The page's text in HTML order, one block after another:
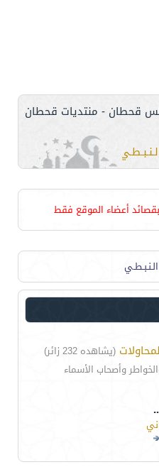
قحطان - منتديات قحطان
بقصائد أعضاء الموقع فقط
(يشاهده 232 زائر)
وأصحاب الأسماء